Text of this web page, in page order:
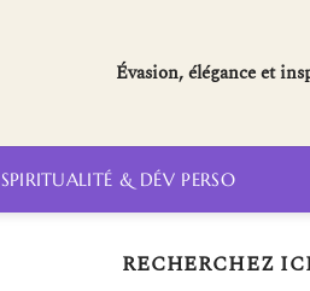
Évasion, élégance et
SPIRITUALITÉ & DÉV PERSO
RECHERCHEZ